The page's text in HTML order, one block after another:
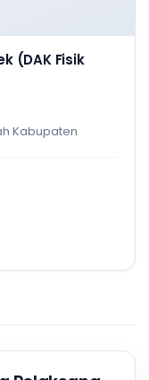
(DAK Fisik
Kabupaten